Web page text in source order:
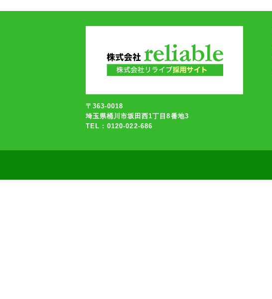
〒363-0018
埼玉県桶川市坂田西1丁目8番地3
TEL : 0120-022-686